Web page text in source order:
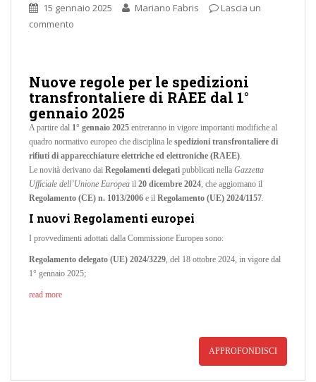
15 gennaio 2025 Mariano Fabris
Lascia un
commento
Nuove regole per le spedizioni
transfrontaliere di RAEE dal 1°
gennaio 2025
A partire dal 1° gennaio 2025 entreranno in vigore importanti modifiche al
quadro normativo europeo che disciplina le spedizioni transfrontaliere di
rifiuti di apparecchiature elettriche ed elettroniche (RAEE)
Le novità derivano dai Regolamenti delegati pubblicati nella Gazzetta
Ufficiale dell’Unione Europea il 20 dicembre 2024 , che aggiornano il
Regolamento (CE) n. 1013/2006 e il Regolamento (UE) 2024/1157
I nuovi Regolamenti europei
I provvedimenti adottati dalla Commissione Europea sono:
Regolamento delegato (UE) 2024/3229 , del 18 ottobre 2024, in vigore dal
1° gennaio 2025;
read more
APPROFONDISCI